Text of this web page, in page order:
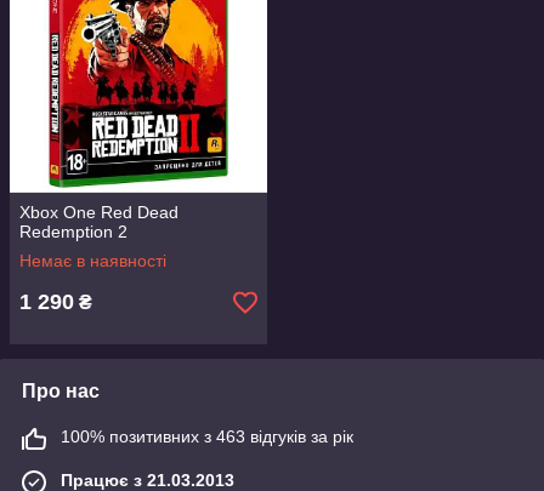
Xbox One Red Dead
Redemption 2
Немає в наявності
1 290 ₴
Про нас
100% позитивних з 463 відгуків за рік
Працює з 21.03.2013